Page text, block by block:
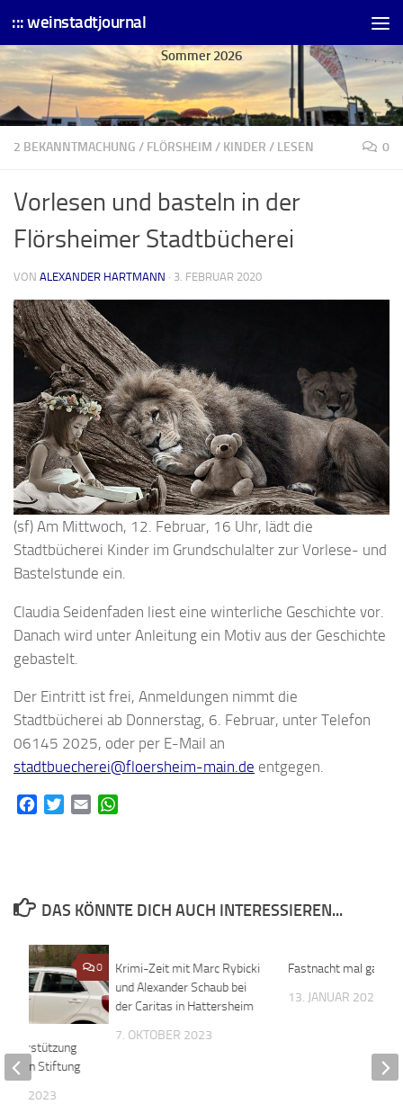
Skip to content
::: weinstadtjournal
Sommer 2026
2 BEKANNTMACHUNG / FLÖRSHEIM / KINDER / LESEN 0
Vorlesen und basteln in der
Flörsheimer Stadtbücherei
VON ALEXANDER HARTMANN · 3. FEBRUAR 2020
(sf) Am Mittwoch, 12. Februar, 16 Uhr, lädt die
Stadtbücherei Kinder im Grundschulalter zur Vorlese- und
Bastelstunde ein.
Claudia Seidenfaden liest eine winterliche Geschichte vor.
Danach wird unter Anleitung ein Motiv aus der Geschichte
gebastelt.
Der Eintritt ist frei, Anmeldungen nimmt die
Stadtbücherei ab Donnerstag, 6. Februar, unter Telefon
06145 2025, oder per E-Mail an
stadtbuecherei@floersheim-main.de entgegen.
FacebookTwitterEmail
DAS KÖNNTE DICH AUCH INTERESSIEREN...
Krimi-Zeit mit Marc Rybicki
und Alexander Schaub bei
der Caritas in Hattersheim
7. OKTOBER 2023
Fastnacht mal ganz
13. JANUAR 2021
0
Horn Stiftung
2023